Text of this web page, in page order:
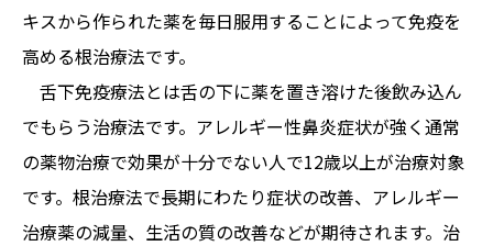
キスから作られた薬を毎日服用することによって免疫を
高める根治療法です。
舌下免疫療法とは舌の下に薬を置き溶けた後飲み込ん
でもらう治療法です。アレルギー性鼻炎症状が強く通常
の薬物治療で効果が十分でない人で12歳以上が治療対象
です。根治療法で長期にわたり症状の改善、アレルギー
治療薬の減量、生活の質の改善などが期待されます。治